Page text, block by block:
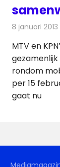
8 januari 2013
MTV en
rondom
per 15
gaat nu